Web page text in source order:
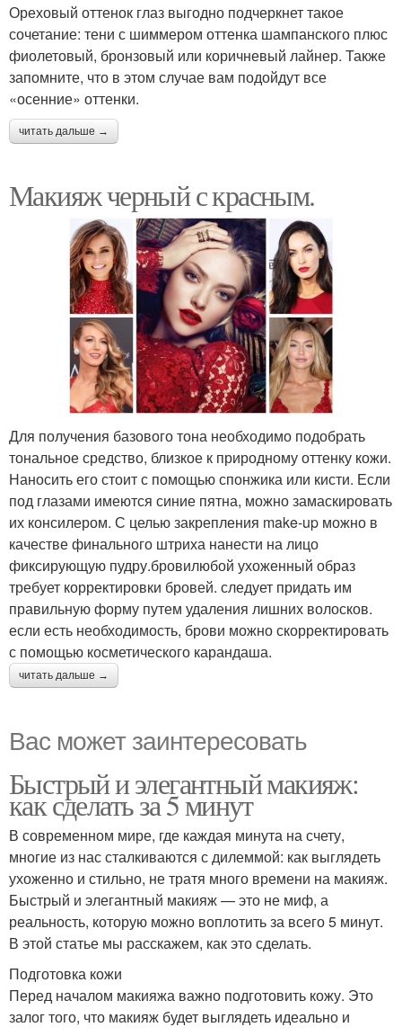
Ореховый оттенок глаз выгодно подчеркнет такое
сочетание: тени с шиммером оттенка шампанского плюс
фиолетовый, бронзовый или коричневый лайнер. Также
запомните, что в этом случае вам подойдут все
«осенние» оттенки.
читать дальше →
Макияж черный с красным.
Для получения базового тона необходимо подобрать
тональное средство, близкое к природному оттенку кожи.
Наносить его стоит с помощью спонжика или кисти. Если
под глазами имеются синие пятна, можно замаскировать
их консилером. С целью закрепления make-up можно в
качестве финального штриха нанести на лицо
фиксирующую пудру.бровилюбой ухоженный образ
требует корректировки бровей. следует придать им
правильную форму путем удаления лишних волосков.
если есть необходимость, брови можно скорректировать
с помощью косметического карандаша.
читать дальше →
Вас может заинтересовать
Быстрый и элегантный макияж:
как сделать за 5 минут
В современном мире, где каждая минута на счету,
многие из нас сталкиваются с дилеммой: как выглядеть
ухоженно и стильно, не тратя много времени на макияж.
Быстрый и элегантный макияж — это не миф, а
реальность, которую можно воплотить за всего 5 минут.
В этой статье мы расскажем, как это сделать.
Подготовка кожи
Перед началом макияжа важно подготовить кожу. Это
залог того, что макияж будет выглядеть идеально и